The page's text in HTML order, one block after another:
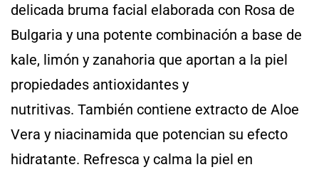
delicada bruma facial elaborada con Rosa de
Bulgaria y una potente combinación a base de
kale, limón y zanahoria que aportan a la piel
propiedades antioxidantes y
nutritivas. También contiene extracto de Aloe
Vera y niacinamida que potencian su efecto
hidratante. Refresca y calma la piel en